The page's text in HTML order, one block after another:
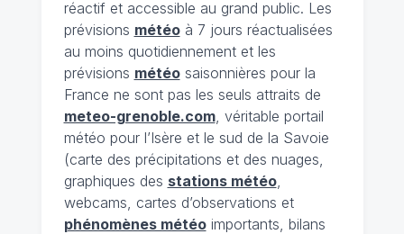
réactif et accessible au grand public. Les
prévisions météoà 7 jours réactualisées
au moins quotidiennement et les
prévisions météosaisonnières pour la
France ne sont pas les seuls attraits de
meteo-grenoble.com, véritable portail
météo pour l’Isère et le sud de la Savoie
(carte des précipitations et des nuages,
graphiques des stations météo,
webcams, cartes d’observations et
phénomènes météoimportants, bilans